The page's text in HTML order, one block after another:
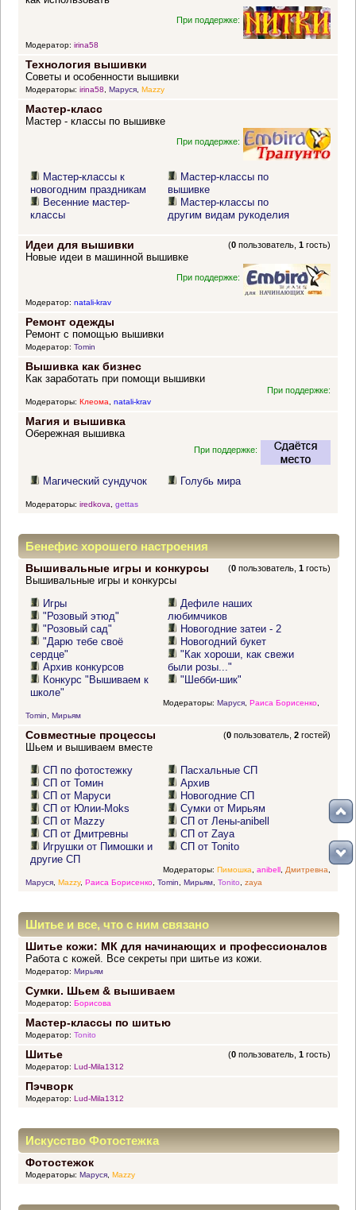
При поддержке:
Модератор: irina58
Технология вышивки
Советы и особенности вышивки
Модераторы: irina58, Маруся, Mazzy
Мастер-класс
Мастер - классы по вышивке
При поддержке:
Мастер-классы к
новогодним праздникам
Весенние мастер-
классы
Мастер-классы по
вышивке
Мастер-классы по
другим видам рукоделия
Идеи для вышивки (0 пользователь,1 гость)
Новые идеи в машинной вышивке
При поддержке:
Модератор: natali-krav
Ремонт одежды
Ремонт с помощью вышивки
Модератор: Tomin
Вышивка как бизнес
Как заработать при помощи вышивки
При поддержке:
Модераторы: Клеома, natali-krav
Магия и вышивка
Обережная вышивка
При поддержке:
Магический сундучок Голубь мира
Модераторы: iredkova gettas
Бенефис хорошего настроения
Вышивальные игры и конкурсы (0 пользователь,1 гость)
Вышивальные игры и конкурсы
Игры
"Розовый этюд"
"Розовый сад"
"Дарю тебе своё
сердце"
Архив конкурсов
Конкурс "Вышиваем к
школе"
Дефиле наших
любимчиков
Новогодние затеи - 2
Новогодний букет
"Как хороши, как свежи
были розы..."
"Шебби-шик"
Модераторы: Маруся, Раиса Борисенко,
Tomin
Мирьям
Совместные процессы (0 пользователь,2 гостей)
Шьем и вышиваем вместе
СП по фотостежку
СП от Томин
СП от Маруси
СП от Юлии-Moks
СП от Mazzy
СП от Дмитревны
Игрушки от Пимошки и
другие СП
Пасхальные СП
Архив
Новогодние СП
Сумки от Мирьям
СП от Лены-anibell
СП от Zaya
СП от Tonito
Модераторы: Пимошка anibell, Дмитревна
Маруся, Mazzy, Раиса Борисенко, Tomin Мирьям, Tonito zaya
Шитье и все, что с ним связано
Шитье кожи: МК для начинающих и профессионалов
Работа с кожей. Все секреты при шитье из кожи.
Модератор: Мирьям
Сумки. Шьем & вышиваем
Модератор: Борисова
Мастер-классы по шитью
Модератор: Tonito
Шитье (0 пользователь,1 гость)
Модератор: Lud-Mila1312
Пэчворк
Модератор: Lud-Mila1312
Искусство Фотостежка
Фотостежок
Модераторы: Маруся, Mazzy